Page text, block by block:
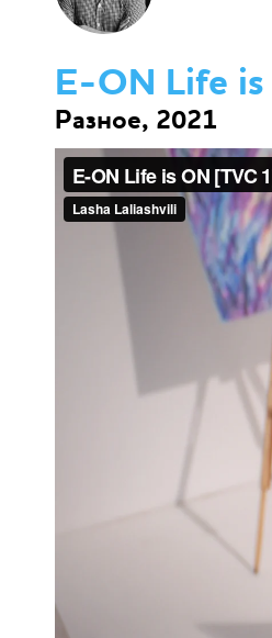
E-ON Life
Разное, 2021